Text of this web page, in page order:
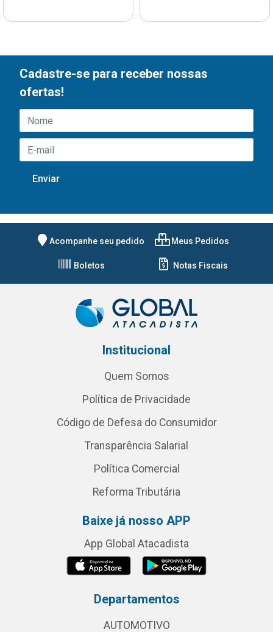
Cadastre-se para receber nossas
ofertas!
Acompanhe seu pedido Meus Pedidos
Boletos Notas Fiscais
Institucional
Quem Somos
Política de Privacidade
Código de Defesa do Consumidor
Transparência Salarial
Política Comercial
Reforma Tributária
Baixe já nosso APP
App Global Atacadista
Departamentos
AUTOMOTIVO